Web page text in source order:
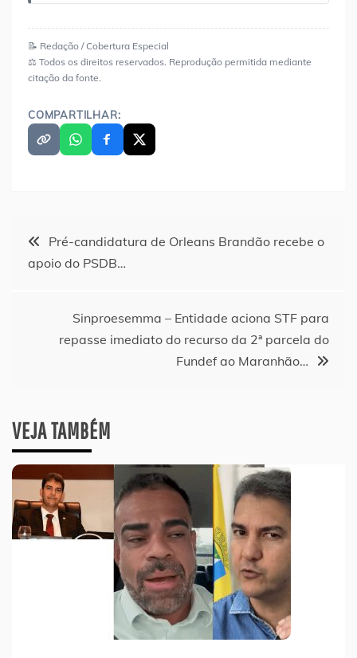
📝 Redação / Cobertura Especial
⚖️ Todos os direitos reservados. Reprodução permitida mediante
citação da fonte.
COMPARTILHAR:
Navegação
Pré-candidatura de Orleans Brandão recebe o
apoio do PSDB…
Sinproesemma – Entidade aciona STF para
repasse imediato do recurso da 2ª parcela do
Fundef ao Maranhão…
VEJA TAMBÉM